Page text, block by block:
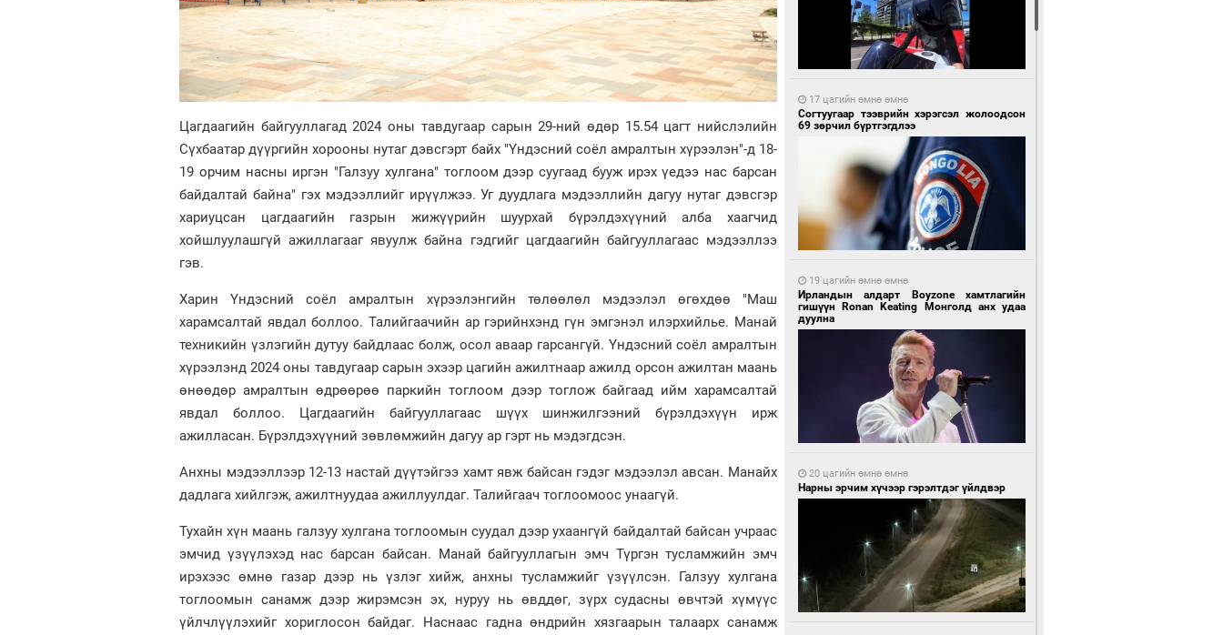
Цагдаагийн байгууллагад 2024 оны тавдугаар сарын 29-ний өдөр 15.54 цагт нийслэлийн
Сүхбаатар дүүргийн хорооны нутаг дэвсгэрт байх "Үндэсний соёл амралтын хүрээлэн"-д 18-
19 орчим насны иргэн "Галзуу хулгана" тоглоом дээр суугаад бууж ирэх үедээ нас барсан
байдалтай байна" гэх мэдээллийг ирүүлжээ. Уг дуудлага мэдээллийн дагуу нутаг дэвсгэр
хариуцсан цагдаагийн газрын жижүүрийн шуурхай бүрэлдэхүүний алба хаагчид
хойшлуулашгүй ажиллагааг явуулж байна гэдгийг цагдаагийн байгууллагаас мэдээллээ
гэв.
Харин Үндэсний соёл амралтын хүрээлэнгийн төлөөлөл мэдээлэл өгөхдөө "Маш
харамсалтай явдал боллоо. Талийгаачийн ар гэрийнхэнд гүн эмгэнэл илэрхийлье. Манай
техникийн үзлэгийн дутуу байдлаас болж, осол аваар гарсангүй. Үндэсний соёл амралтын
хүрээлэнд 2024 оны тавдугаар сарын эхээр цагийн ажилтнаар ажилд орсон ажилтан маань
өнөөдөр амралтын өдрөөрөө паркийн тоглоом дээр тоглож байгаад ийм харамсалтай
явдал боллоо. Цагдаагийн байгууллагаас шүүх шинжилгээний бүрэлдэхүүн ирж
ажилласан. Бүрэлдэхүүний зөвлөмжийн дагуу ар гэрт нь мэдэгдсэн.
Анхны мэдээллээр 12-13 настай дүүтэйгээ хамт явж байсан гэдэг мэдээлэл авсан. Манайх
дадлага хийлгэж, ажилтнуудаа ажиллуулдаг. Талийгаач тоглоомоос унаагүй.
Тухайн хүн маань галзуу хулгана тоглоомын суудал дээр ухаангүй байдалтай байсан учраас
эмчид үзүүлэхэд нас барсан байсан. Манай байгууллагын эмч Түргэн тусламжийн эмч
ирэхээс өмнө газар дээр нь үзлэг хийж, анхны тусламжийг үзүүлсэн. Галзуу хулгана
тоглоомын санамж дээр жирэмсэн эх, нуруу нь өвддөг, зүрх судасны өвчтэй хүмүүс
үйлчлүүлэхийг хориглосон байдаг. Наснаас гадна өндрийн хязгаарын талаарх санамж
17 цагийн өмнө өмнө
Согтуугаар тээврийн хэрэгсэл жолоодсон
69 зөрчил бүртгэгдлээ
19 цагийн өмнө өмнө
Ирландын алдарт Boyzone хамтлагийн
гишүүн Ronan Keating Монголд анх удаа
дуулна
20 цагийн өмнө өмнө
Нарны эрчим хүчээр гэрэлтдэг үйлдвэр